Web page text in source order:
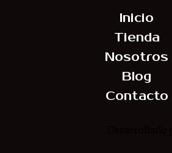
Inicio
Tienda
Nosotros
Blog
Contacto